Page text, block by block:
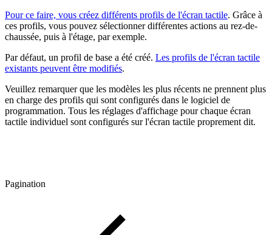
Pour ce faire, vous créez différents profils de l'écran tactile. Grâce à
ces profils, vous pouvez sélectionner différentes actions au rez-de-
chaussée, puis à l'étage, par exemple.
Par défaut, un profil de base a été créé. Les profils de l'écran tactile
existants peuvent être modifiés.
Veuillez remarquer que les modèles les plus récents ne prennent plus
en charge des profils qui sont configurés dans le logiciel de
programmation. Tous les réglages d'affichage pour chaque écran
tactile individuel sont configurés sur l'écran tactile proprement dit.
Pagination